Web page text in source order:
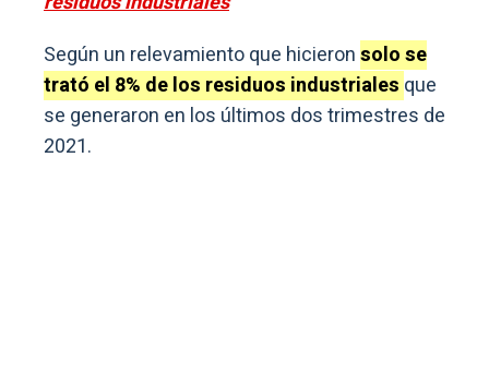
Según un relevamiento que hicieronsolo se
trató el 8% de los residuos industriales que
se generaron en los últimos dos trimestres de
2021.